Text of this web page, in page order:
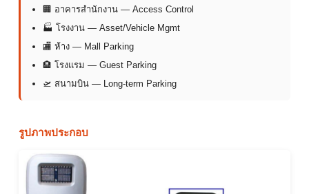
🏢 อาคารสำนักงาน — Access Control
🏭 โรงงาน — Asset/Vehicle Mgmt
🏬 ห้าง — Mall Parking
🏨 โรงแรม — Guest Parking
🛫 สนามบิน — Long-term Parking
รูปภาพประกอบ